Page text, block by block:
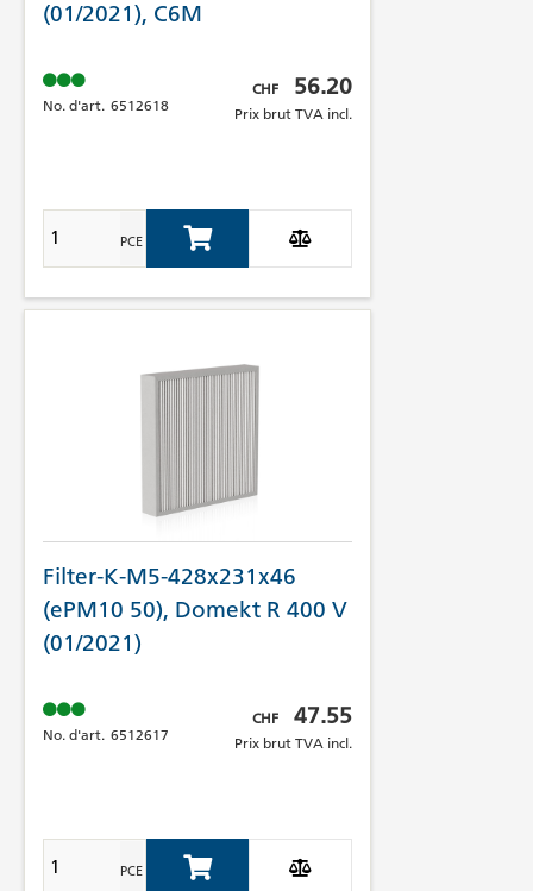
(01/2021), C6M
Prix brut TVA incl.
CHF 56.20
Prix brut TVA incl.
No. d'art. 6512618
PCE Add to Cart
Filter-K-M5-428x231x46
(ePM10 50), Domekt R 400 V
(01/2021)
Prix brut TVA incl.
CHF 47.55
Prix brut TVA incl.
No. d'art. 6512617
PCE Add to Cart